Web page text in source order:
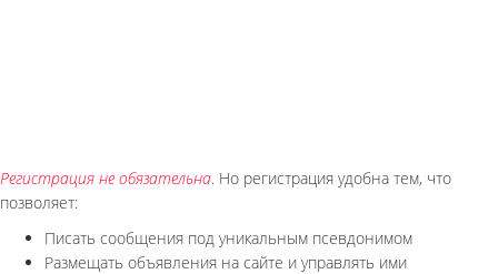
Регистрация не обязательна. Но регистрация удобна тем, что
позволяет:
Писать сообщения под уникальным псевдонимом
Размещать объявления на сайте и управлять ими